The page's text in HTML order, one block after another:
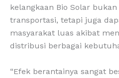
kelangkaan Bio Solar
transportasi, tetapi juga
masyarakat luas akibat
distribusi berbagai
“Efek berantainya sangat